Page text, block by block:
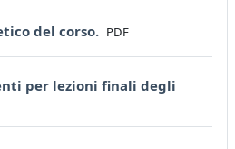
del corso. File
PDF
per lezioni finali degli